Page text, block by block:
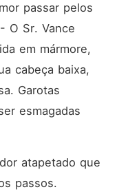
passar pelos
O Sr. Vance
em mármore,
cabeça baixa,
Garotas
esmagadas
atapetado que
passos.